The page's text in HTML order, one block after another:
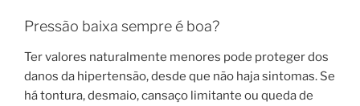
Pressão baixa sempre é boa?
Ter valores naturalmente menores pode proteger dos
danos da hipertensão, desde que não haja sintomas. Se
há tontura, desmaio, cansaço limitante ou queda de